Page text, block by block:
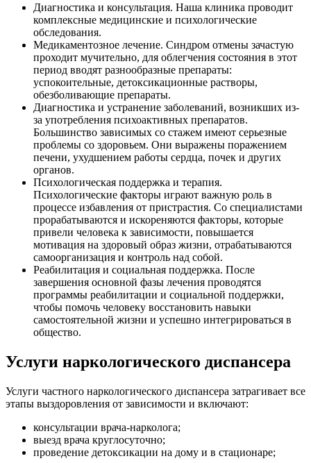
Диагностика и консультация. Наша клиника проводит
комплексные медицинские и психологические
обследования.
Медикаментозное лечение. Синдром отмены зачастую
проходит мучительно, для облегчения состояния в этот
период вводят разнообразные препараты:
успокоительные, детоксикационные растворы,
обезболивающие препараты.
Диагностика и устранение заболеваний, возникших из-
за употребления психоактивных препаратов.
Большинство зависимых со стажем имеют серьезные
проблемы со здоровьем. Они выражены поражением
печени, ухудшением работы сердца, почек и других
органов.
Психологическая поддержка и терапия.
Психологические факторы играют важную роль в
процессе избавления от пристрастия. Со специалистами
прорабатываются и искореняются факторы, которые
привели человека к зависимости, повышается
мотивация на здоровый образ жизни, отрабатываются
самоорганизация и контроль над собой.
Реабилитация и социальная поддержка. После
завершения основной фазы лечения проводятся
программы реабилитации и социальной поддержки,
чтобы помочь человеку восстановить навыки
самостоятельной жизни и успешно интегрироваться в
общество.
Услуги наркологического диспансера
Услуги частного наркологического диспансера затрагивает все
этапы выздоровления от зависимости и включают:
консультации врача-нарколога;
выезд врача круглосуточно;
проведение детоксикации на дому и в стационаре;